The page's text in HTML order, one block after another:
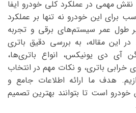
مهمی در عملکرد کلی خودرو ایفا
برای این خودرو نه تنها بر عملکرد
بر طول عمر سیستم‌های برقی و تجربه
در این مقاله، به بررسی دقیق باتری
آی دی یونیکس، انواع باتری‌ها،
خرابی باتری، و نکات مهم در انتخاب
هدف ما ارائه اطلاعات جامع و
خودرو است تا بتوانند بهترین تصمیم